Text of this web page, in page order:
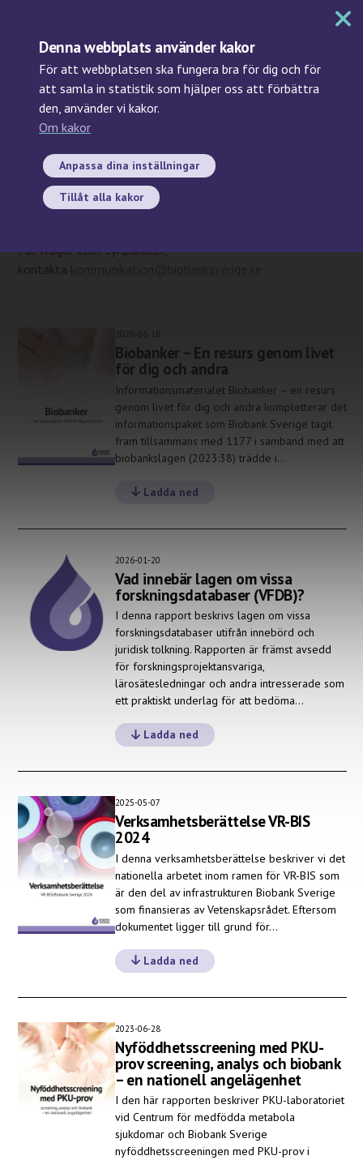
Denna webbplats använder kakor
För att webbplatsen ska fungera bra för dig och för
att samla in statistik som hjälper oss att förbättra
den, använder vi kakor.
Om kakor
Anpassa dina inställningar
Tillåt alla kakor
/ Publikationer
Publikationer
Här samlar vi publikationer från Biobank Sverige eller
där Biobank Sverige varit delaktig.
För frågor eller synpunkter,
kontakta
2026-06-18
Biobanker – En resurs genom livet
för dig och andra
Informationsmaterialet Biobanker – en resurs
genom livet för dig och andra kompletterar det
informationspaket som Biobank Sverige tagit
fram tillsammans med 1177 i samband med att
biobankslagen (2023:38) trädde i…
Ladda ned
2026-01-20
Vad innebär lagen om vissa
forskningsdatabaser (VFDB)?
I denna rapport beskrivs lagen om vissa
forskningsdatabaser utifrån innebörd och
juridisk tolkning. Rapporten är främst avsedd
för forskningsprojektansvariga,
lärosätesledningar och andra intresserade som
ett praktiskt underlag för att bedöma…
Ladda ned
2025-05-07
Verksamhetsberättelse VR-BIS
2024
I denna verksamhetsberättelse beskriver vi det
nationella arbetet inom ramen för VR-BIS som
är den del av infrastrukturen Biobank Sverige
som finansieras av Vetenskapsrådet. Eftersom
dokumentet ligger till grund för…
Ladda ned
2023-06-28
Nyföddhetsscreening med PKU-
prov screening, analys och biobank
– en nationell angelägenhet
I den här rapporten beskriver PKU-laboratoriet
vid Centrum för medfödda metabola
sjukdomar och Biobank Sverige
nyföddhetsscreeningen med PKU-prov i